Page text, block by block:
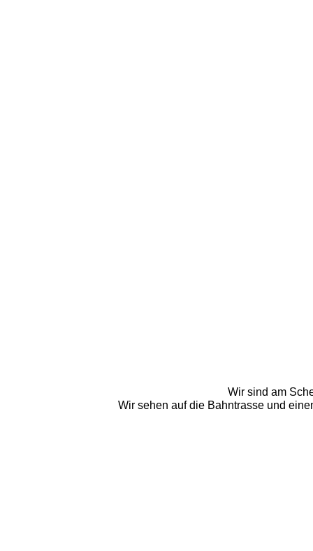
Wir sind am
Wir sehen auf die Bahntrasse und